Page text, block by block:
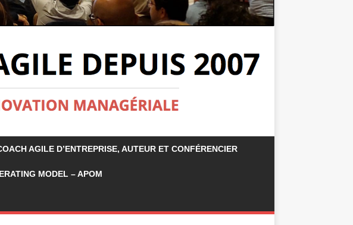
AGILE D’ENTREPRISE, AUTEUR ET CONFÉRENCIER
MODEL – APOM